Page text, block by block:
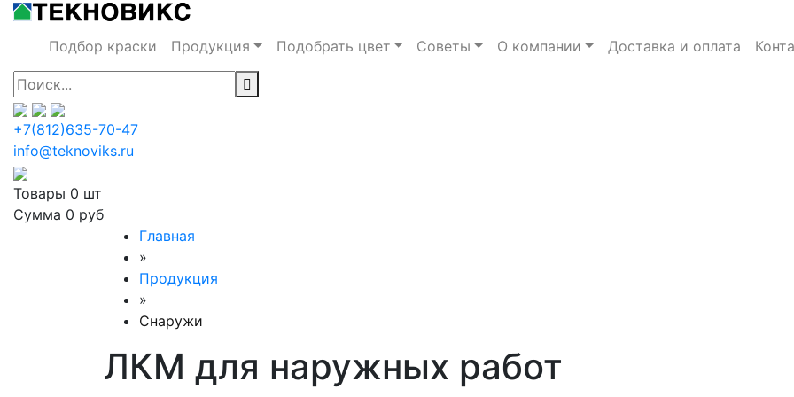
Подбор краски Продукция Подобрать цвет Советы О компании Доставка и оплата
+7(812)635-70-47
info@teknoviks.ru
Товары 0 шт
Сумма 0 руб
Главная
»
Продукция
»
Снаружи
ЛКМ для наружных работ